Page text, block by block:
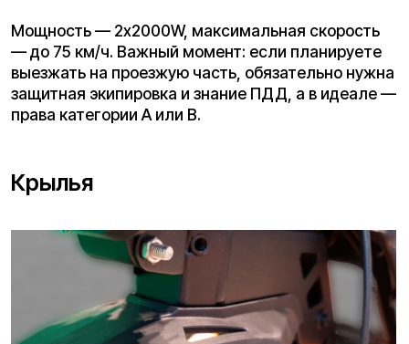
Переднее — широкое, заднее — немного
сужается к концу. Честно говоря, возникает
активной езде по лужам? На практике всё
зависит от скорости и покрытия, но небольшой
запас по ширине заднему крылу точно бы не
Боковые накладки